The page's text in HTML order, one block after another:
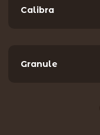
Calibra
Granule